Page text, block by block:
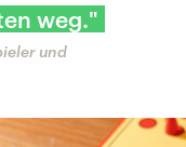
weg."
und